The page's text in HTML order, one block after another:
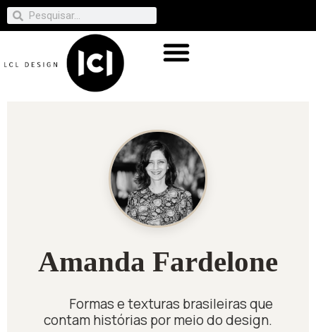
Amanda Fardelone
Formas e texturas brasileiras que
contam histórias por meio do design.